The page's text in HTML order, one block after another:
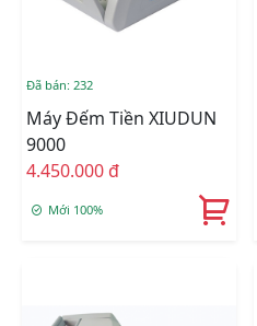
Đã bán: 232
Máy Đếm Tiền XIUDUN
9000
4.450.000 đ
Mới 100%